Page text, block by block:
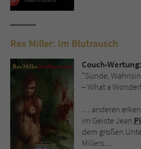
Rex Miller: Im Blutrausch
Couch-
"Sünde,
– What a
… anderen
im Geiste Jean
dem großen
Millers…